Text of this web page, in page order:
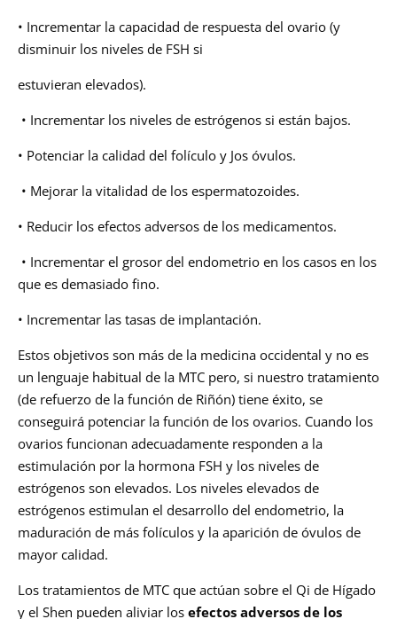
• Incrementar la capacidad de respuesta del ovario (y
disminuir los niveles de FSH si
estuvieran elevados).
• Incrementar los niveles de estrógenos si están bajos.
• Potenciar la calidad del folículo y Jos óvulos.
• Mejorar la vitalidad de los espermatozoides.
• Reducir los efectos adversos de los medicamentos.
• Incrementar el grosor del endometrio en los casos en los
que es demasiado fino.
• Incrementar las tasas de implantación.
Estos objetivos son más de la medicina occidental y no es
un lenguaje habitual de la MTC pero, si nuestro tratamiento
(de refuerzo de la función de Riñón) tiene éxito, se
conseguirá potenciar la función de los ovarios. Cuando los
ovarios funcionan adecuadamente responden a la
estimulación por la hormona FSH y los niveles de
estrógenos son elevados. Los niveles elevados de
estrógenos estimulan el desarrollo del endometrio, la
maduración de más folículos y la aparición de óvulos de
mayor calidad.
Los tratamientos de MTC que actúan sobre el Qi de Hígado
y el Shen pueden aliviar los efectos adversos de los